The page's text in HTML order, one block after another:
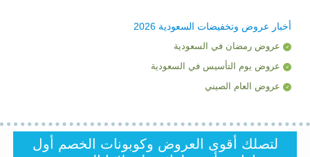
أخبار عروض وتخفيضات السعودية 2026
عروض رمضان في السعودية
عروض يوم التأسيس في السعودية
عروض العام الصيني
لتصلك أقوى العروض وكوبونات الخصم أول